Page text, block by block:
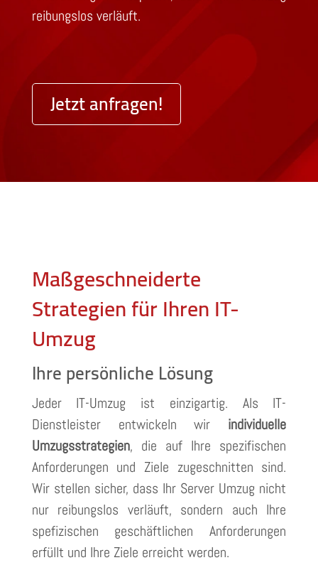
reibungslos verläuft.
Jetzt anfragen!
Maßgeschneiderte
Strategien für Ihren IT-
Umzug
Ihre persönliche Lösung
Jeder IT-Umzug ist einzigartig. Als IT-
Dienstleister entwickeln wir individuelle
Umzugsstrategien, die auf Ihre spezifischen
Anforderungen und Ziele zugeschnitten sind.
Wir stellen sicher, dass Ihr Server Umzug nicht
nur reibungslos verläuft, sondern auch Ihre
spefizischen geschäftlichen Anforderungen
erfüllt und Ihre Ziele erreicht werden.